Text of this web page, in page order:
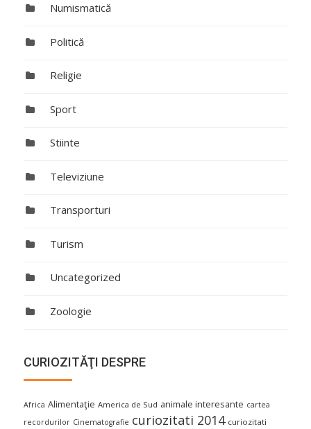
Numismatică
Politică
Religie
Sport
Stiinte
Televiziune
Transporturi
Turism
Uncategorized
Zoologie
CURIOZITĂŢI DESPRE
Africa Alimentaţie America de Sud animale interesante cartea
recordurilor Cinematografie curiozitati 2014 curiozitati